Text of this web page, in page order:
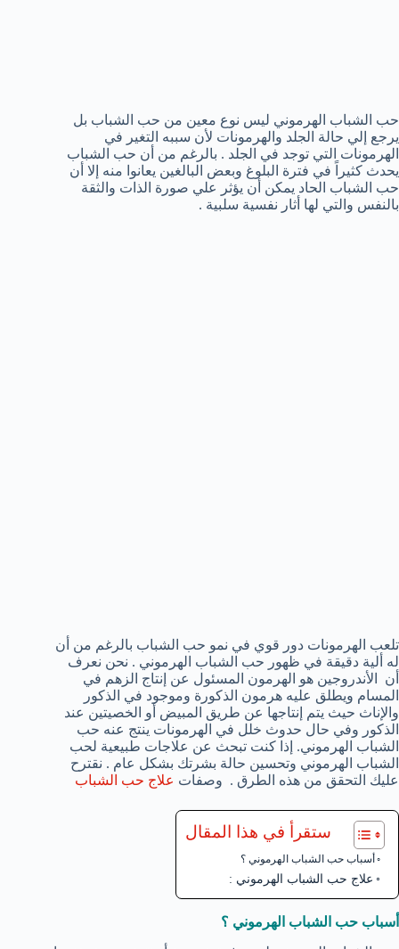
حب الشباب الهرموني ليس نوع معين من حب الشباب بل
يرجع إلي حالة الجلد والهرمونات لأن سببه التغير في
الهرمونات التي توجد في الجلد . بالرغم من أن حب الشباب
يحدث كثيراً في فترة البلوغ وبعض البالغين يعانوا منه إلا أن
حب الشباب الحاد يمكن أن يؤثر علي صورة الذات والثقة
بالنفس والتي لها أثار نفسية سلبية .
تلعب الهرمونات دور قوي في نمو حب الشباب بالرغم من أن
له ألية دقيقة في ظهور حب الشباب الهرموني . نحن نعرف
أن الأندروجين هو الهرمون المسئول عن إنتاج الزهم في
المسام ويطلق عليه هرمون الذكورة وموجود في الذكور
والإناث حيث يتم إنتاجها عن طريق المبيض أو الخصيتين عند
الذكور وفي حال حدوث خلل في الهرمونات ينتج عنه حب
الشباب الهرموني. إذا كنت تبحث عن علاجات طبيعية لحب
الشباب الهرموني وتحسين حالة بشرتك بشكل عام . نقترح
عليك التحقق من هذه الطرق . وصفات علاج حب الشباب
ستقرأ في هذا المقال
أسباب حب الشباب الهرموني ؟
علاج حب الشباب الهرموني :
أسباب حب الشباب الهرموني ؟